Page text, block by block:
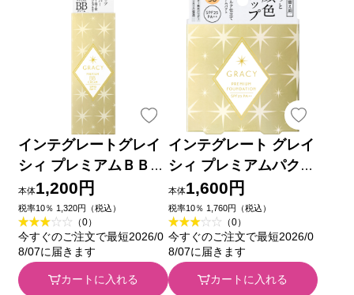
インテグレートグレイ
シィ プレミアムＢＢク
リーム 中間的な明るさ
～濃いめ ３５ｇ 資生
堂
本体1,200円
税率10％ 1,320円（税込）
（0）
今すぐのご注文で最短2026/0
8/07に届きます
カートに入れる
インテグレート グレイ
シィ プレミアムパクト
レフィル ＯＣ３０
８．５ｇ 資生堂
本体1,600円
税率10％ 1,760円（税込）
（0）
今すぐのご注文で最短2026/0
8/07に届きます
カートに入れる